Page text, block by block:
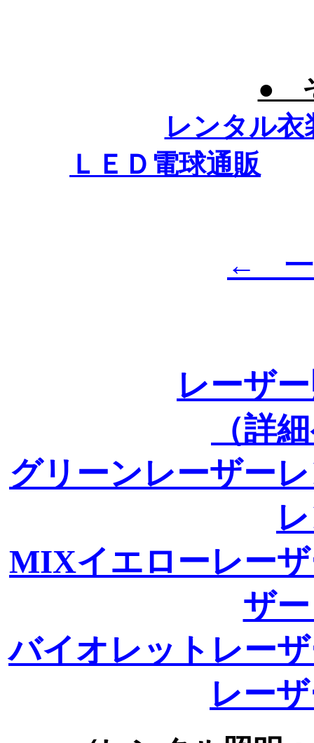
●
レンタル衣
ＬＥＤ電球通販
← 一
レーザ
（詳
グリーンレーザー
MIXイエローレー
ザ
バイオレットレー
レー